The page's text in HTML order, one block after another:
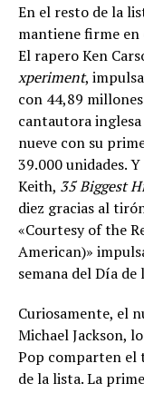
En el resto de la
mantiene firme en
El rapero Ken
xperiment,
con 44,89
cantautora
nueve con su
39.000 unidades.
Keith, 35 Biggest
diez gracias al
«Courtesy of the
American)»
semana del Día
Curiosamente, el
Michael Jackson,
Pop comparten el
de la lista. La